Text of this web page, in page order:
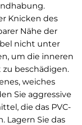
Knicken des
Nähe der
nicht unter
um die inneren
beschädigen.
weiches
Sie aggressive
die das PVC-
Lagern Sie das